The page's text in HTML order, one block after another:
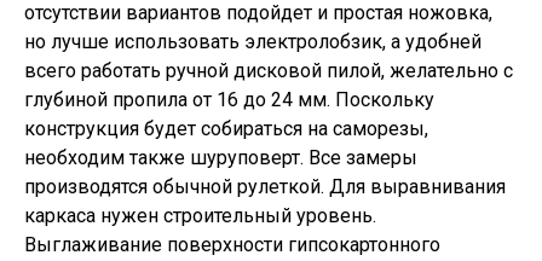
отсутствии вариантов подойдет и простая ножовка,
но лучше использовать электролобзик, а удобней
всего работать ручной дисковой пилой, желательно с
глубиной пропила от 16 до 24 мм. Поскольку
конструкция будет собираться на саморезы,
необходим также шуруповерт. Все замеры
производятся обычной рулеткой. Для выравнивания
каркаса нужен строительный уровень.
Выглаживание поверхности гипсокартонного